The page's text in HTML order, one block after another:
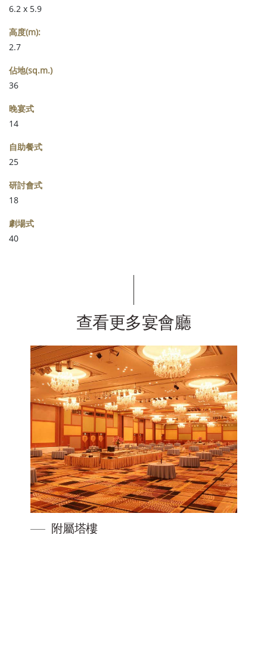
6.2 x 5.9
高度(m):
2.7
佔地(sq.m.)
36
晚宴式
14
自助餐式
25
研討會式
18
劇場式
40
查看更多宴會廳
附屬塔樓